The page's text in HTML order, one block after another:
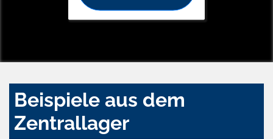
Beispiele aus dem
Zentrallager